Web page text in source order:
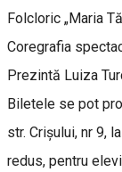
Folcloric „Maria
Coregrafia
Prezintă Luiza
Biletele se pot
str. Crișului, nr 9,
redus, pentru